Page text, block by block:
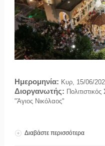
Ημερομηνία: Κυρ, 15/06/
Διοργανωτής:
"Άγιος Νικόλαος"
Διαβάστε περισσότεραγια Το